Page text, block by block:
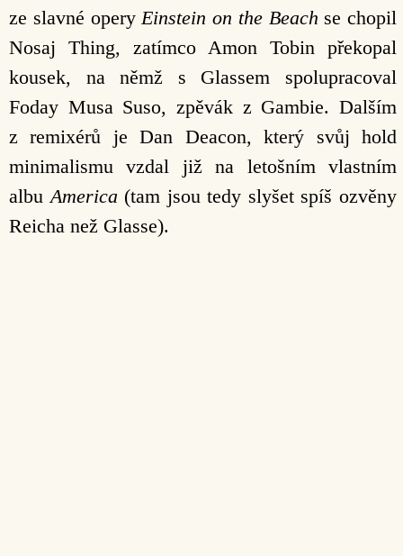
ze slavné opery Einstein on the Beach se chopil
Nosaj Thing, zatímco Amon Tobin překopal
kousek, na němž s Glassem spolupracoval
Foday Musa Suso, zpěvák z Gambie. Dalším
z remixérů je Dan Deacon, který svůj hold
minimalismu vzdal již na letošním vlastním
albu America (tam jsou tedy slyšet spíš ozvěny
Reicha než Glasse).